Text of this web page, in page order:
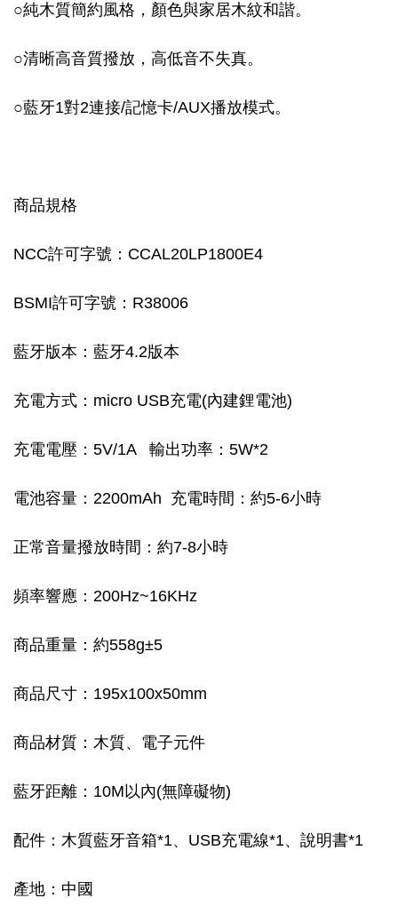
○純木質簡約風格，顏色與家居木紋和諧。
○清晰高音質撥放，高低音不失真。
○藍牙1對2連接/記憶卡/AUX播放模式。
商品規格
NCC許可字號：CCAL20LP1800E4
BSMI許可字號：R38006
藍牙版本：藍牙4.2版本
充電方式：micro USB充電(內建鋰電池)
充電電壓：5V/1A 輸出功率：5W*2
電池容量：2200mAh 充電時間：約5-6小時
正常音量撥放時間：約7-8小時
頻率響應：200Hz~16KHz
商品重量：約558g±5
商品尺寸：195x100x50mm
商品材質：木質、電子元件
藍牙距離：10M以內(無障礙物)
配件：木質藍牙音箱*1、USB充電線*1、說明書*1
產地：中國